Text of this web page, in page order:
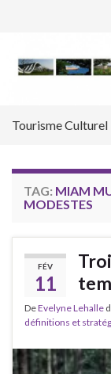
Tourisme Culturel
TAG: MIAM
MODESTES
FÉV
11
DeEvelyne Lehalle
définitions et